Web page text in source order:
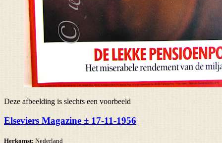
Deze afbeelding is slechts een voorbeeld
Elseviers Magazine ± 17-11-1956
Herkomst: Nederland